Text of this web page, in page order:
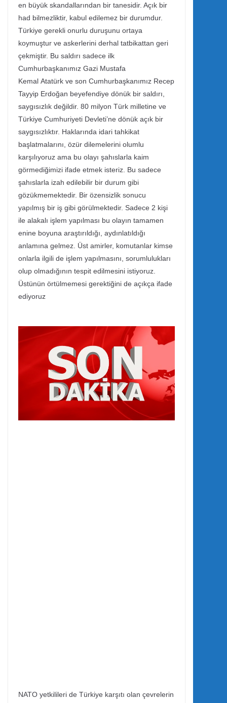
en büyük skandallarından bir tanesidir. Açık bir
had bilmezliktir, kabul edilemez bir durumdur.
Türkiye gerekli onurlu duruşunu ortaya
koymuştur ve askerlerini derhal tatbikattan geri
çekmiştir. Bu saldırı sadece ilk
Cumhurbaşkanımız Gazi Mustafa
Kemal Atatürk ve son Cumhurbaşkanımız Recep
Tayyip Erdoğan beyefendiye dönük bir saldırı,
saygısızlık değildir. 80 milyon Türk milletine ve
Türkiye Cumhuriyeti Devleti’ne dönük açık bir
saygısızlıktır. Haklarında idari tahkikat
başlatmalarını, özür dilemelerini olumlu
karşılıyoruz ama bu olayı şahıslarla kaim
görmediğimizi ifade etmek isteriz. Bu sadece
şahıslarla izah edilebilir bir durum gibi
gözükmemektedir. Bir özensizlik sonucu
yapılmış bir iş gibi görülmektedir. Sadece 2 kişi
ile alakalı işlem yapılması bu olayın tamamen
enine boyuna araştırıldığı, aydınlatıldığı
anlamına gelmez. Üst amirler, komutanlar kimse
onlarla ilgili de işlem yapılmasını, sorumlulukları
olup olmadığının tespit edilmesini istiyoruz.
Üstünün örtülmemesi gerektiğini de açıkça ifade
ediyoruz
NATO yetkilileri de Türkiye karşıtı olan çevrelerin